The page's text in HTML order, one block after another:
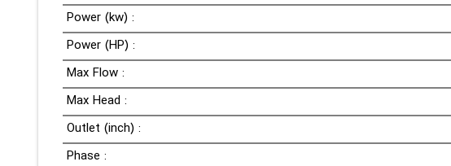
Power (kw) :
Power (HP) :
Max Flow :
Max Head :
Outlet (inch) :
Phase :